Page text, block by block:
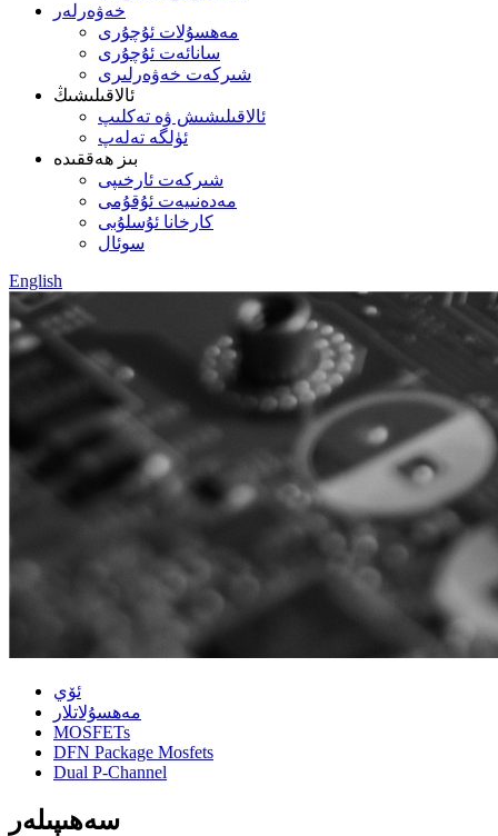
خەۋەرلەر
مەھسۇلات ئۇچۇرى
سانائەت ئۇچۇرى
شىركەت خەۋەرلىرى
ئالاقىلىشىڭ
ئالاقىلىشىش ۋە تەكلىپ
ئۈلگە تەلەپ
بىز ھەققىدە
شىركەت ئارخىپى
مەدەنىيەت ئۇقۇمى
كارخانا ئۇسلۇبى
سوئال
English
ئۆي
مەھسۇلاتلار
MOSFETs
DFN Package Mosfets
Dual P-Channel
سەھىپىلەر